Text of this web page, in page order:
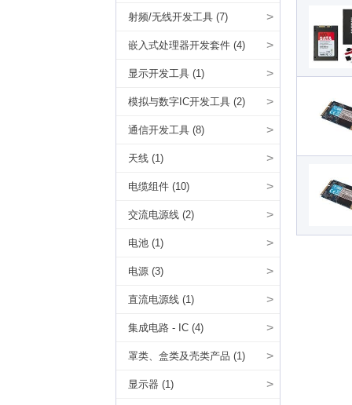
射频/无线开发工具 (7) >
嵌入式处理器开发套件 (4) >
显示开发工具 (1) >
模拟与数字IC开发工具 (2) >
通信开发工具 (8) >
天线 (1) >
电缆组件 (10) >
交流电源线 (2) >
电池 (1) >
电源 (3) >
直流电源线 (1) >
集成电路 - IC (4) >
罩类、盒类及壳类产品 (1) >
显示器 (1) >